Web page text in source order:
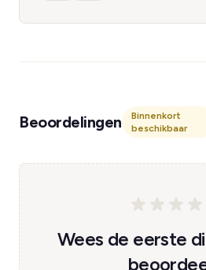
Beoordelingen
Binnenkort
beschikbaar
Wees de eerste